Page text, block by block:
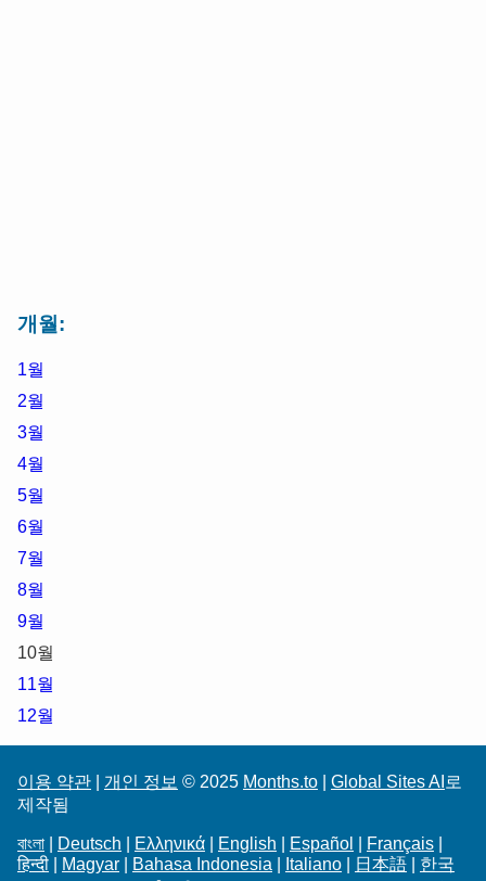
개월:
1월
2월
3월
4월
5월
6월
7월
8월
9월
10월
11월
12월
이용 약관 개인 정보 © 2025 Months.to Global Sites AI 로
제작됨
বাংলা Deutsch Ελληνικά English Español Français
हिन्दी
Magyar Bahasa Indonesia Italiano 日本語 한국